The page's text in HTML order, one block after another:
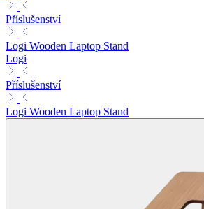
Příslušenství
Logi Wooden Laptop Stand
Logi
Příslušenství
Logi Wooden Laptop Stand